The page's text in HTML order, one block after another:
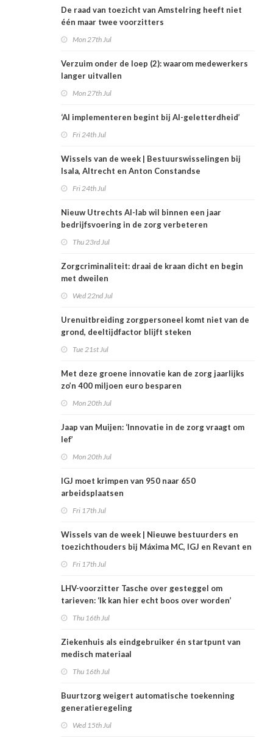
De raad van toezicht van Amstelring heeft niet
één maar twee voorzitters
Mon 27th Jul
Verzuim onder de loep (2): waarom medewerkers
langer uitvallen
Mon 27th Jul
‘AI implementeren begint bij AI-geletterdheid’
Fri 24th Jul
Wissels van de week | Bestuurswisselingen bij
Isala, Altrecht en Anton Constandse
Fri 24th Jul
Nieuw Utrechts AI-lab wil binnen een jaar
bedrijfsvoering in de zorg verbeteren
Thu 23rd Jul
Zorgcriminaliteit: draai de kraan dicht en begin
met dweilen
Wed 22nd Jul
Urenuitbreiding zorgpersoneel komt niet van de
grond, deeltijdfactor blijft steken
Tue 21st Jul
Met deze groene innovatie kan de zorg jaarlijks
zo’n 400 miljoen euro besparen
Mon 20th Jul
Jaap van Muijen: ‘Innovatie in de zorg vraagt om
lef’
Mon 20th Jul
IGJ moet krimpen van 950 naar 650
arbeidsplaatsen
Fri 17th Jul
Wissels van de week | Nieuwe bestuurders en
toezichthouders bij Máxima MC, IGJ en Revant en
Fri 17th Jul
LHV-voorzitter Tasche over gesteggel om
tarieven: ‘Ik kan hier echt boos over worden’
Thu 16th Jul
Ziekenhuis als eindgebruiker én startpunt van
medisch materiaal
Thu 16th Jul
Buurtzorg weigert automatische toekenning
generatieregeling
Wed 15th Jul